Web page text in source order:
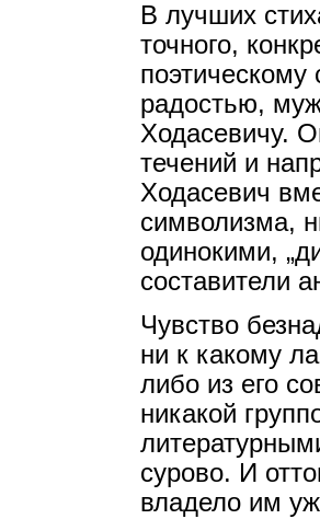
В лучших
точного,
радостью,
Ходасевичу.
течений и
Ходасевич
символизма,
одинокими,
составители
Чувство
ни к какому
либо из его
никакой
сурово. И
владело им